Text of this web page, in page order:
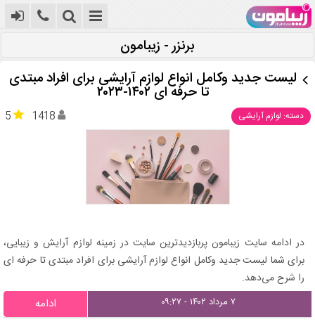
برنزر - زیبامون
لیست جدید وکامل انواع لوازم آرایشی برای افراد مبتدی
تا حرفه ای ۱۴۰۲-۲۰۲۳
دسته: لوازم آرایشی 5 1418
در ادامه سایت زیبامون پربازدیدترین سایت در زمینه لوازم آرایش و زیبایی،
برای شما لیست جدید وکامل انواع لوازم آرایشی برای افراد مبتدی تا حرفه ای
را شرح می‌دهد.
۷ مرداد ۱۴۰۲ - ۰۹:۲۷ ادامه